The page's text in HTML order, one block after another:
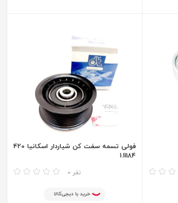
فولی تسمه سفت کن شیاردار اسکانیا 420
1.11184
0 نفر
خرید با دیجی‌کالا